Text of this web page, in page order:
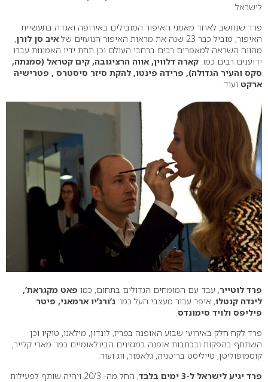
לישראל.
פרד שנחשב לאחד מאמני האיפור המובילים באירופה ואגדה בתעשיית
האיפור, מוביל כבר 23 שנה את מראות האיפור הנועזים של
איב סן לורן,
מהווה השראה למאפרים רבים ברחבי העולם וכן תחת ידיו האמונות עברו
ידוענים רבים כמו: קארה דלווין, אווה הרציגובה, קים קטראל (סמנתה,
סקס והעיר הגדולה), פרידה פינטו, להקת סיזר סיסטרס , פטרישיה
ארקט ועוד.
פרד לוטייר, עבד עם המומחים הגדולים בתחום, כמו פאט מקגראת’,
לינדה קנטלו, איפר עבור מעצבי העל כמו: ג’ורג’יו ארמאני, פיטר
פיליפס ולויד סימונדס.
פרד לקח חלק באירועי שבוע האופנה בפריז, לונדון, מילאנו, טוקיו וכן
השתתף בהפקות ובכתבות אופנה במגזינים הבינלאומיים כמו: מארי קלייר,
קוסמופוליטן, טייליסט בריטניה, גלאמור, ווג ועוד.
פרד יגיע לישראל ל-3 ימים בלבד
, החל מה- 20/3 ויהיה שותף לפעילות